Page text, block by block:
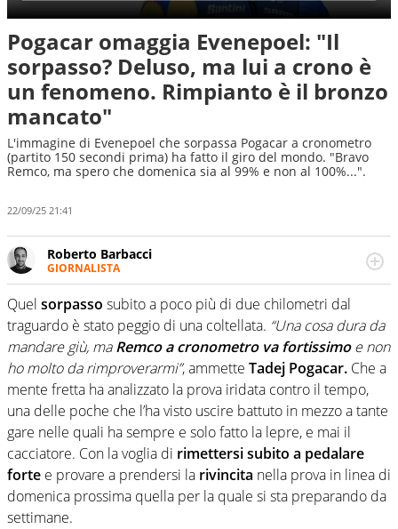
Pogacar omaggia Evenepoel: "Il
sorpasso? Deluso, ma lui a crono è
un fenomeno. Rimpianto è il bronzo
mancato"
L'immagine di Evenepoel che sorpassa Pogacar a cronometro
(partito 150 secondi prima) ha fatto il giro del mondo. "Bravo
Remco, ma spero che domenica sia al 99% e non al 100%...".
22/09/25 21:41
Roberto Barbacci
GIORNALISTA
Giornalista (pubblicista) sportivo a tutto campo, è il
tuttologo di Virgilio Sport. Provate a chiedergli di boxe, di
scherma, di volley o di curling: ve ne farà innamorare
Quel sorpasso subito a poco più di due chilometri dal
traguardo è stato peggio di una coltellata. “Una cosa dura da
mandare giù, maRemco a cronometro va fortissimoe non
ho molto da rimproverarmi”, ammette Tadej Pogacar. Che a
mente fretta ha analizzato la prova iridata contro il tempo,
una delle poche che l’ha visto uscire battuto in mezzo a tante
gare nelle quali ha sempre e solo fatto la lepre, e mai il
cacciatore. Con la voglia di rimettersi subito a pedalare
forte e provare a prendersi la rivincita nella prova in linea di
domenica prossima quella per la quale si sta preparando da
settimane.